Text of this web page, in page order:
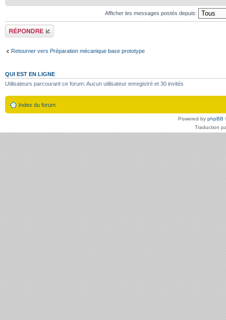
Afficher les messages postés depuis:
Répondre
Retourner vers Préparation mécanique base prototype
QUI EST EN LIGNE
Utilisateurs parcourant ce forum: Aucun utilisateur enregistré et 30 invités
Index du forum
Powered by phpBB
Traduction